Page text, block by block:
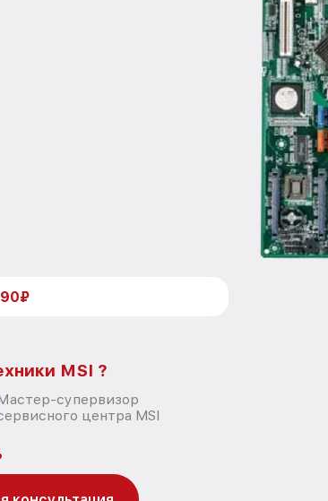
MSI ?
супервизор
центра MSI